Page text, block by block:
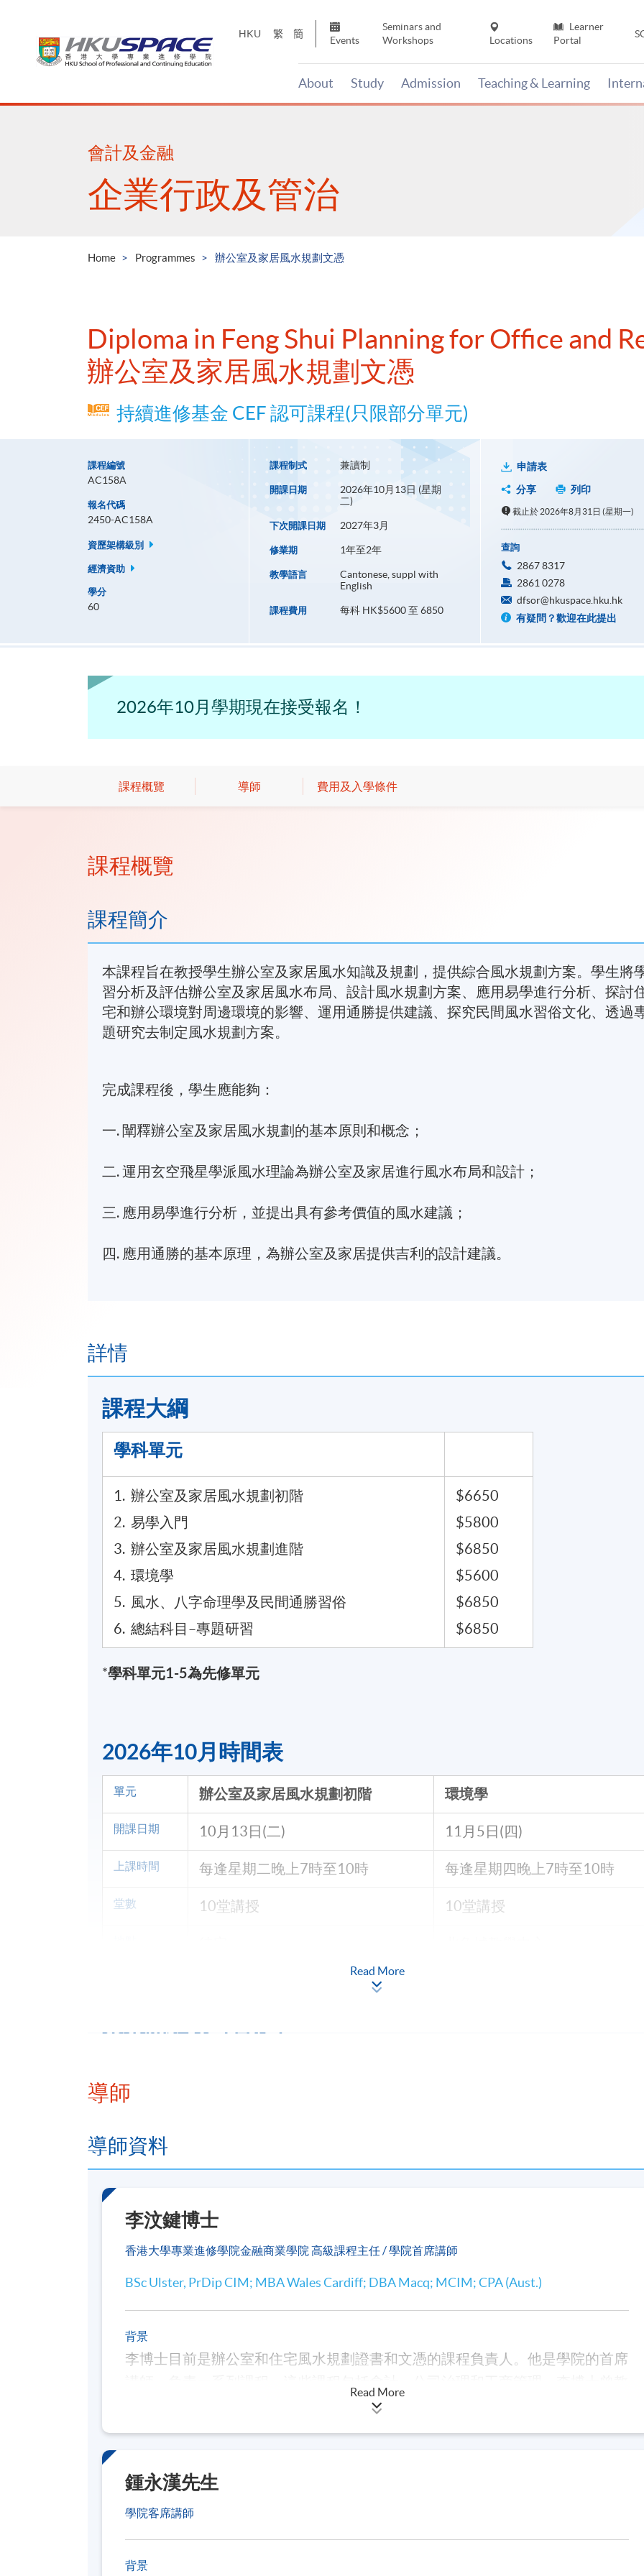
HKU 繁 簡
Events
Seminars and
Workshops
Locations
Learner
Portal
About Study Admission Teaching & Learning
Main
會計及金融
企業行政及管治
Home Programmes 辦公室及家居風水規劃文憑
Diploma in Feng Shui Planning for Office and
辦公室及家居風水規劃文憑
持續進修基金 CEF 認可課程(只限部分單元)
課程編號
AC158A
報名代碼
2450-AC158A
資歷架構級別
經濟資助
學分
60
課程制式 兼讀制
開課日期
2026年10月13日 (星期
二)
下次開課日期 2027年3月
修業期 1年至2年
教學語言
Cantonese, suppl with
English
課程費用 每科 HK$5600 至 6850
申請表
分享
列印
截止於 2026年8月31日 (星期一)
查詢
2867 8317
2861 0278
dfsor@hkuspace.hku.hk
有疑問？歡迎在此提出
2026年10月學期現在接受報名！
課程概覽 導師 費用及入學條件
課程概覽
課程簡介
本課程旨在教授學生辦公室及家居風水知識及規劃，提供綜合風水規劃方案。學生將
習分析及評估辦公室及家居風水布局、設計風水規劃方案、應用易學進行分析、探討
宅和辦公環境對周邊環境的影響、運用通勝提供建議、探究民間風水習俗文化、透過
題研究去制定風水規劃方案。
完成課程後，學生應能夠：
一. 闡釋辦公室及家居風水規劃的基本原則和概念；
二. 運用玄空飛星學派風水理論為辦公室及家居進行風水布局和設計；
三. 應用易學進行分析，並提出具有參考價值的風水建議；
四. 應用通勝的基本原理，為辦公室及家居提供吉利的設計建議。
詳情
課程​大綱
學科單元
1. 辦公室及家居風水規劃初階
2. 易學入門
3. 辦公室及家居風水規劃進階
4. 環境學
5. 風水、八字命理學及民間通勝習俗
6. 總結科目–專題研習
$6650
$5800
$6850
$5600
$6850
$6850
*學科單元1-5為先修單元
2026年10月時間表
單元 辦公室及家居風水規劃初階 環境學
開課日期 10月13日(二) 11月5日(四)
上課時間 每逢星期二晚上7時至10時 每逢星期 四晚上7時至10時
堂數 10堂講授 10堂講授
2026年10月
辦公室及家居風水規劃進階*
2027年3月
易學入門
2027年6月
辦公室及家居風水規劃初階
環境學
開班時間會隨時更改，不作另行通知
Read More
導師
導師資料
李汶鍵博士
香港大學專業進修學院金融商業學院 高級課程主任 / 學院首席講師
BSc Ulster, PrDip CIM; MBA Wales Cardiff; DBA Macq; MCIM; CPA (Aust.)
背景
李博士目前是辦公室和住宅風水規劃證書和文憑的課程負責人。他是學院的首席
授各種科目，包括戰略管理、行銷、財務管理、會計、組織行為和商業溝通。他
及陰宅和陽宅風水。在加入香港大學專業進修學院之前，他在商業領域工作，包
括銷售和行銷、運營、戰略管理和組織變革。
Read More
鍾永漢先生
學院客席講師
背景